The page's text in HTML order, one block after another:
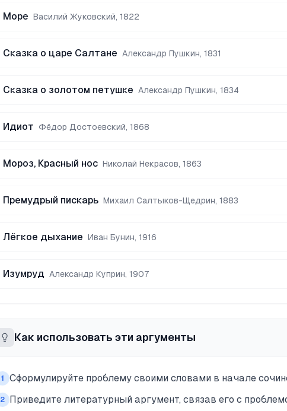
Море Василий Жуковский, 1822
Сказка о царе Салтане Александр Пушкин, 1831
Сказка о золотом петушке Александр Пушкин, 1834
Идиот Фёдор Достоевский, 1868
Мороз, Красный нос Николай Некрасов, 1863
Премудрый пискарь Михаил Салтыков-Щедрин, 1883
Лёгкое дыхание Иван Бунин, 1916
Изумруд Александр Куприн, 1907
Как использовать эти аргументы
1 Сформулируйте проблему своими словами в начале
2 Приведите литературный аргумент, связав его с